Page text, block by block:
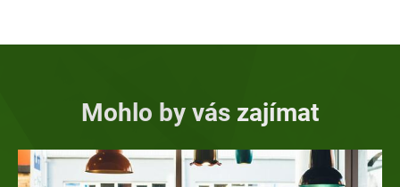
Mohlo by vás zajímat